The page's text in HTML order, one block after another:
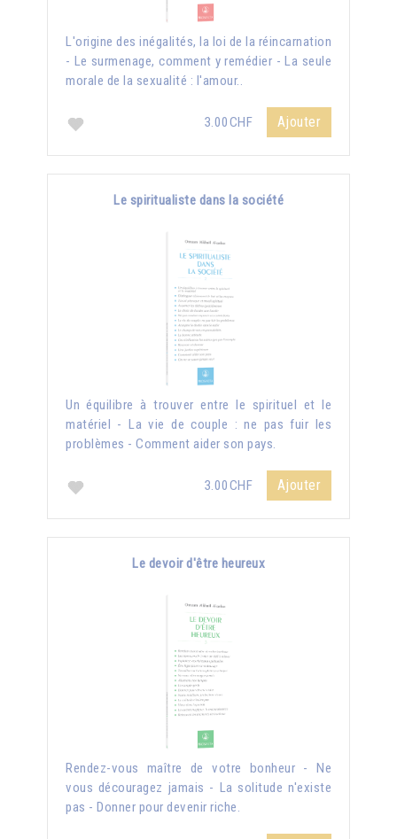
L'origine des inégalités, la loi de la réincarnation
- Le surmenage, comment y remédier - La seule
morale de la sexualité : l'amour..
3.00CHF Ajouter
Le spiritualiste dans la société
Un équilibre à trouver entre le spirituel et le
matériel - La vie de couple : ne pas fuir les
problèmes - Comment aider son pays.
3.00CHF Ajouter
Le devoir d'être heureux
Rendez-vous maître de votre bonheur - Ne
vous découragez jamais - La solitude n'existe
pas - Donner pour devenir riche.